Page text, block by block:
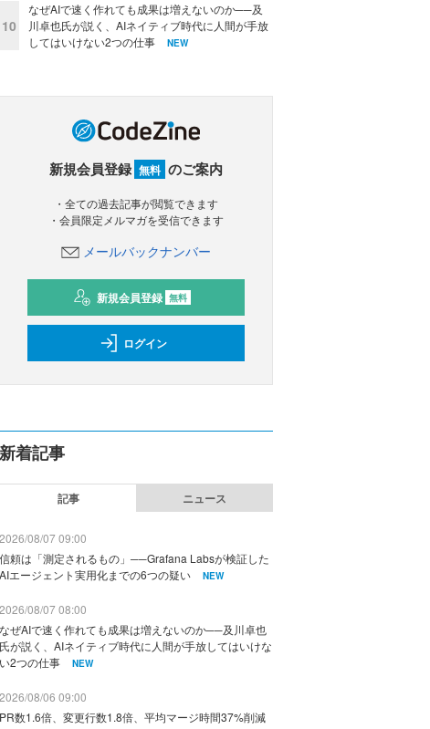
10
なぜAIで速く作れても成果は増えないのか──及
川卓也氏が説く、AIネイティブ時代に人間が手放
してはいけない2つの仕事
NEW
新規会員登録 無料 のご案内
・全ての過去記事が閲覧できます
・会員限定メルマガを受信できます
メールバックナンバー
新規会員登録 無料
ログイン
新着記事
記事 ニュース
2026/08/07 09:00
信頼は「測定されるもの」──Grafana Labsが検証した
AIエージェント実用化までの6つの疑い
NEW
2026/08/07 08:00
なぜAIで速く作れても成果は増えないのか──及川卓也
氏が説く、AIネイティブ時代に人間が手放してはいけな
い2つの仕事
NEW
2026/08/06 09:00
PR数1.6倍、変更行数1.8倍、平均マージ時間37%削減